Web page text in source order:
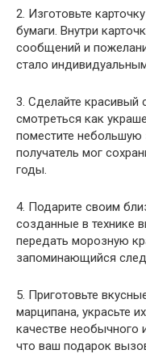
2. Изготовьте
бумаги. Внутри
сообщений и
стало
3. Сделайте
смотреться как
поместите небольшую
получатель мог
годы.
4. Подарите своим
созданные в технике
передать морозную
запоминающийся
5. Приготовьте
марципана, украсьте
качестве необычного
что ваш подарок